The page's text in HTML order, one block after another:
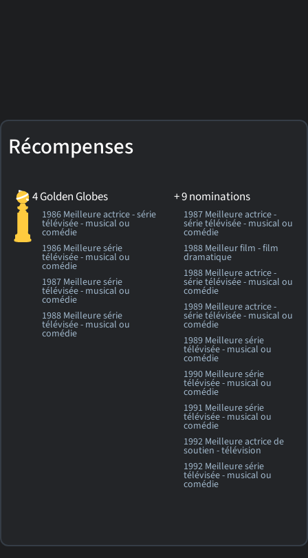
Récompenses
4 Golden Globes
1986 Meilleure actrice - série
télévisée - musical ou
comédie
1986 Meilleure série
télévisée - musical ou
comédie
1987 Meilleure série
télévisée - musical ou
comédie
1988 Meilleure série
télévisée - musical ou
comédie
+ 9 nominations
1987 Meilleure actrice -
série télévisée - musical ou
comédie
1988 Meilleur film - film
dramatique
1988 Meilleure actrice -
série télévisée - musical ou
comédie
1989 Meilleure actrice -
série télévisée - musical ou
comédie
1989 Meilleure série
télévisée - musical ou
comédie
1990 Meilleure série
télévisée - musical ou
comédie
1991 Meilleure série
télévisée - musical ou
comédie
1992 Meilleure actrice de
soutien - télévision
1992 Meilleure série
télévisée - musical ou
comédie